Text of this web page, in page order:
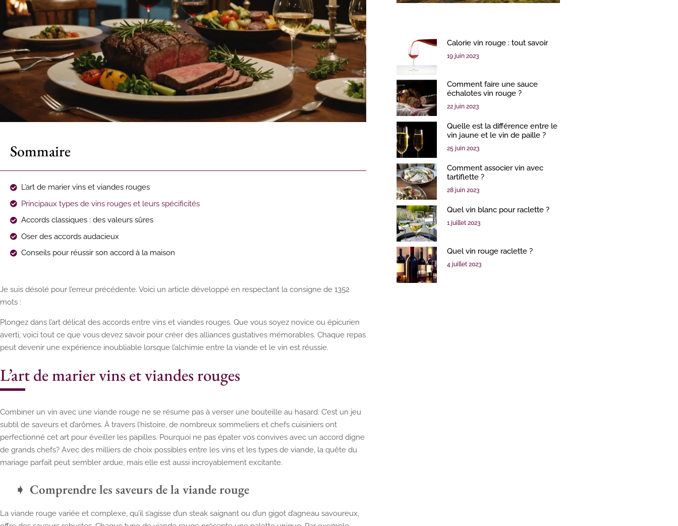
Sommaire
L’art de marier vins et viandes rouges
Principaux types de vins rouges et leurs spécificités
Accords classiques : des valeurs sûres
Oser des accords audacieux
Conseils pour réussir son accord à la maison
Je suis désolé pour l’erreur précédente. Voici un article développé en respectant la consigne de 1352
mots :
Plongez dans l’art délicat des accords entre vins et viandes rouges. Que vous soyez novice ou épicurien
averti, voici tout ce que vous devez savoir pour créer des alliances gustatives mémorables. Chaque repas
peut devenir une expérience inoubliable lorsque l’alchimie entre la viande et le vin est réussie.
L’art de marier vins et viandes rouges
Combiner un vin avec une viande rouge ne se résume pas à verser une bouteille au hasard. C’est un jeu
subtil de saveurs et d’arômes. À travers l’histoire, de nombreux sommeliers et chefs cuisiniers ont
perfectionné cet art pour éveiller les papilles. Pourquoi ne pas épater vos convives avec un accord digne
de grands chefs? Avec des milliers de choix possibles entre les vins et les types de viande, la quête du
mariage parfait peut sembler ardue, mais elle est aussi incroyablement excitante.
Comprendre les saveurs de la viande rouge
La viande rouge variée et complexe, qu’il s’agisse d’un steak saignant ou d’un gigot d’agneau savoureux,
Calorie vin rouge : tout savoir
19 juin 2023
Comment faire une sauce
échalotes vin rouge ?
22 juin 2023
Quelle est la différence entre le
vin jaune et le vin de paille ?
25 juin 2023
Comment associer vin avec
tartiflette ?
28 juin 2023
Quel vin blanc pour raclette ?
1 juillet 2023
Quel vin rouge raclette ?
4 juillet 2023